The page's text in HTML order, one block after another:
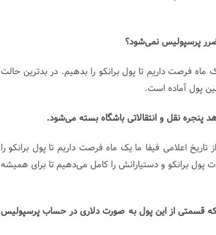
ضرر پرسپولیس نمی‌شود؟
ماه فرصت داریم تا پول برانکو را بدهیم. در بدترین حالت
پول آماده است.
اعلامی فیفا ما یک ماه فرصت داریم تا پول برانکو را
برانکو و دستیارانش را کامل می‌دهیم تا برای همیشه
قسمتی از این پول به صورت دلاری در حساب پرسپولیس